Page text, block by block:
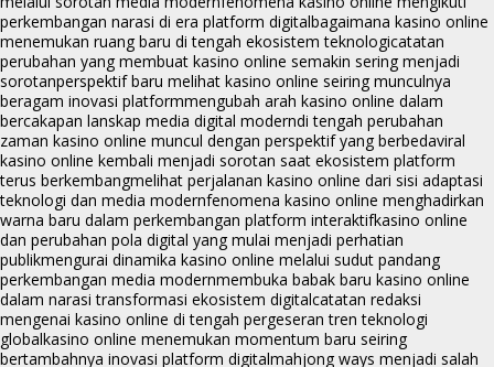
perkembangan narasi di era platform digitalbagaimana kasino online
menemukan ruang baru di tengah ekosistem teknologicatatan
perubahan yang membuat kasino online semakin sering menjadi
sorotanperspektif baru melihat kasino online seiring munculnya
beragam inovasi platformmengubah arah kasino online dalam
bercakapan lanskap media digital moderndi tengah perubahan
zaman kasino online muncul dengan perspektif yang berbedaviral
kasino online kembali menjadi sorotan saat ekosistem platform
terus berkembangmelihat perjalanan kasino online dari sisi adaptasi
teknologi dan media modernfenomena kasino online menghadirkan
warna baru dalam perkembangan platform interaktifkasino online
dan perubahan pola digital yang mulai menjadi perhatian
publikmengurai dinamika kasino online melalui sudut pandang
perkembangan media modernmembuka babak baru kasino online
dalam narasi transformasi ekosistem digitalcatatan redaksi
mengenai kasino online di tengah pergeseran tren teknologi
globalkasino online menemukan momentum baru seiring
bertambahnya inovasi platform digitalmahjong ways menjadi salah